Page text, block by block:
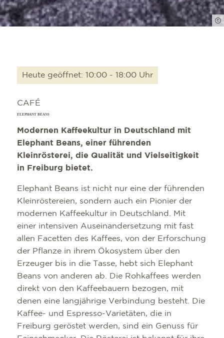
Heute geöffnet: 10:00 - 18:00 Uhr
CAFÉ
ELEPHANT BEANS
Modernen Kaffeekultur in Deutschland mit
Elephant Beans, einer führenden
Kleinrösterei, die Qualität und Vielseitigkeit
in Freiburg bietet.
Elephant Beans ist nicht nur eine der führenden
Kleinröstereien, sondern auch ein Pionier der
modernen Kaffeekultur in Deutschland. Mit
einer intensiven Auseinandersetzung mit fast
allen Facetten des Kaffees, von der Erforschung
der Pflanze in ihrem Ökosystem über den
Erzeuger bis in die Tasse, hebt sich Elephant
Beans von anderen ab. Die Rohkaffees werden
direkt von den Kaffeebauern bezogen, mit
denen eine langjährige Verbindung besteht. Die
Kaffee- und Espresso-Varietäten, die in
Freiburg geröstet werden, sind ein Genuss für